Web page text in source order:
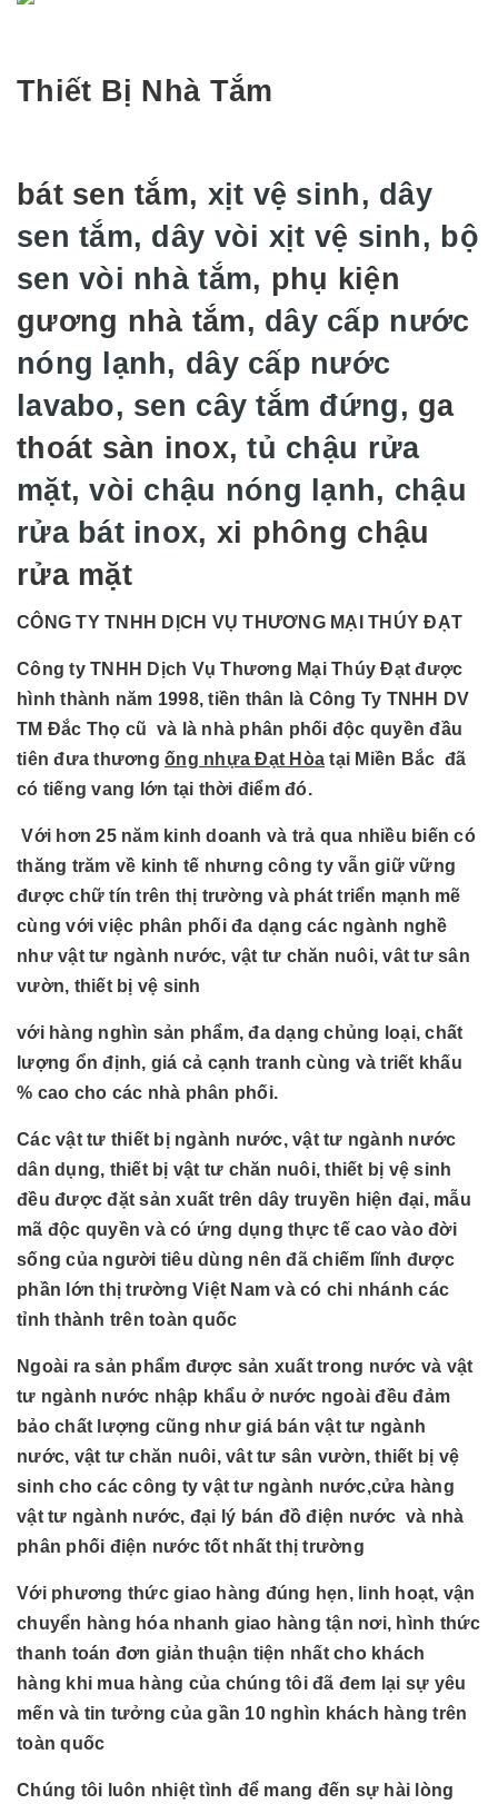
Thiết Bị Nhà Tắm
bát sen tắm, xịt vệ sinh, dây
sen tắm, dây vòi xịt vệ sinh, bộ
sen vòi nhà tắm, phụ kiện
gương nhà tắm, dây cấp nước
nóng lạnh, dây cấp nước
lavabo, sen cây tắm đứng, ga
thoát sàn inox, tủ chậu rửa
mặt, vòi chậu nóng lạnh, chậu
rửa bát inox, xi phông chậu
rửa mặt
CÔNG TY TNHH DỊCH VỤ THƯƠNG MẠI THÚY ĐẠT
Công ty TNHH Dịch Vụ Thương Mại Thúy Đạt được
hình thành năm 1998, tiền thân là Công Ty TNHH DV
TM Đắc Thọ cũ và là nhà phân phối độc quyền đầu
tiên đưa thương ống nhựa Đạt Hòa tại Miền Bắc đã
có tiếng vang lớn tại thời điểm đó.
Với hơn 25 năm kinh doanh và trả qua nhiều biến có
thăng trăm về kinh tế nhưng công ty vẫn giữ vững
được chữ tín trên thị trường và phát triển mạnh mẽ
cùng với việc phân phối đa dạng các ngành nghề
như vật tư ngành nước, vật tư chăn nuôi, vât tư sân
vườn, thiết bị vệ sinh
với hàng nghìn sản phẩm, đa dạng chủng loại, chất
lượng ổn định, giá cả cạnh tranh cùng và triết khấu
% cao cho các nhà phân phối.
Các vật tư thiết bị ngành nước, vật tư ngành nước
dân dụng, thiết bị vật tư chăn nuôi, thiết bị vệ sinh
đều được đặt sản xuất trên dây truyền hiện đại, mẫu
mã độc quyền và có ứng dụng thực tế cao vào đời
sống của người tiêu dùng nên đã chiếm lĩnh được
phần lớn thị trường Việt Nam và có chi nhánh các
tỉnh thành trên toàn quốc
Ngoài ra sản phẩm được sản xuất trong nước và vật
tư ngành nước nhập khẩu ở nước ngoài đều đảm
bảo chất lượng cũng như giá bán vật tư ngành
nước, vật tư chăn nuôi, vât tư sân vườn, thiết bị vệ
sinh cho các công ty vật tư ngành nước,cửa hàng
vật tư ngành nước, đại lý bán đồ điện nước và nhà
phân phối điện nước tốt nhất thị trường
Với phương thức giao hàng đúng hẹn, linh hoạt, vận
chuyển hàng hóa nhanh giao hàng tận nơi, hình thức
thanh toán đơn giản thuận tiện nhất cho khách
hàng khi mua hàng của chúng tôi đã đem lại sự yêu
mến và tin tưởng của gần 10 nghìn khách hàng trên
toàn quốc
Chúng tôi luôn nhiệt tình để mang đến sự hài lòng